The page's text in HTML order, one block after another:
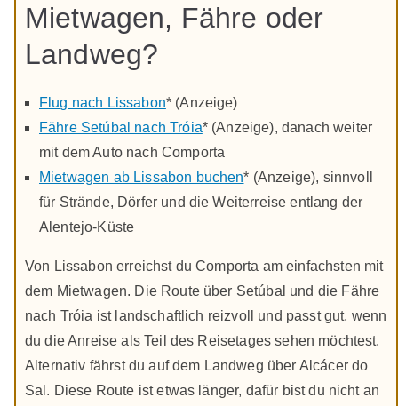
Mietwagen, Fähre oder
Landweg?
Flug nach Lissabon* (Anzeige)
Fähre Setúbal nach Tróia* (Anzeige), danach weiter
mit dem Auto nach Comporta
Mietwagen ab Lissabon buchen* (Anzeige), sinnvoll
für Strände, Dörfer und die Weiterreise entlang der
Alentejo-Küste
Von Lissabon erreichst du Comporta am einfachsten mit
dem Mietwagen. Die Route über Setúbal und die Fähre
nach Tróia ist landschaftlich reizvoll und passt gut, wenn
du die Anreise als Teil des Reisetages sehen möchtest.
Alternativ fährst du auf dem Landweg über Alcácer do
Sal. Diese Route ist etwas länger, dafür bist du nicht an